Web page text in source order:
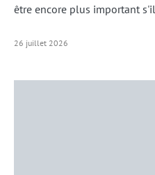
être encore plus important
26 juillet 2026